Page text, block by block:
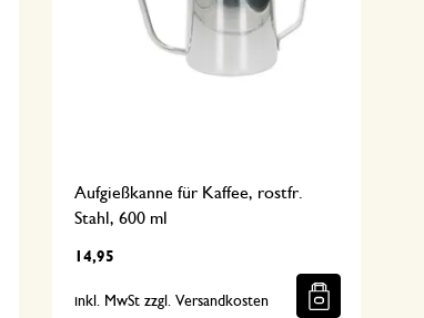
Aufgießkanne für Kaffee, rostfr.
Stahl, 600 ml
14,95
inkl. MwSt zzgl. Versandkosten